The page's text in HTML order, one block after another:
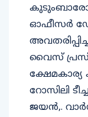
ഓഫീസർ ഡോ
വൈസ്
ക്ഷേമകാര്യ
റോസിലി
ജയൻ,.